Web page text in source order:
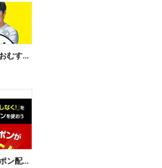
【おトク】大谷選手ファミマおむすび割
【おトク】お店で使えるクーポン配信中